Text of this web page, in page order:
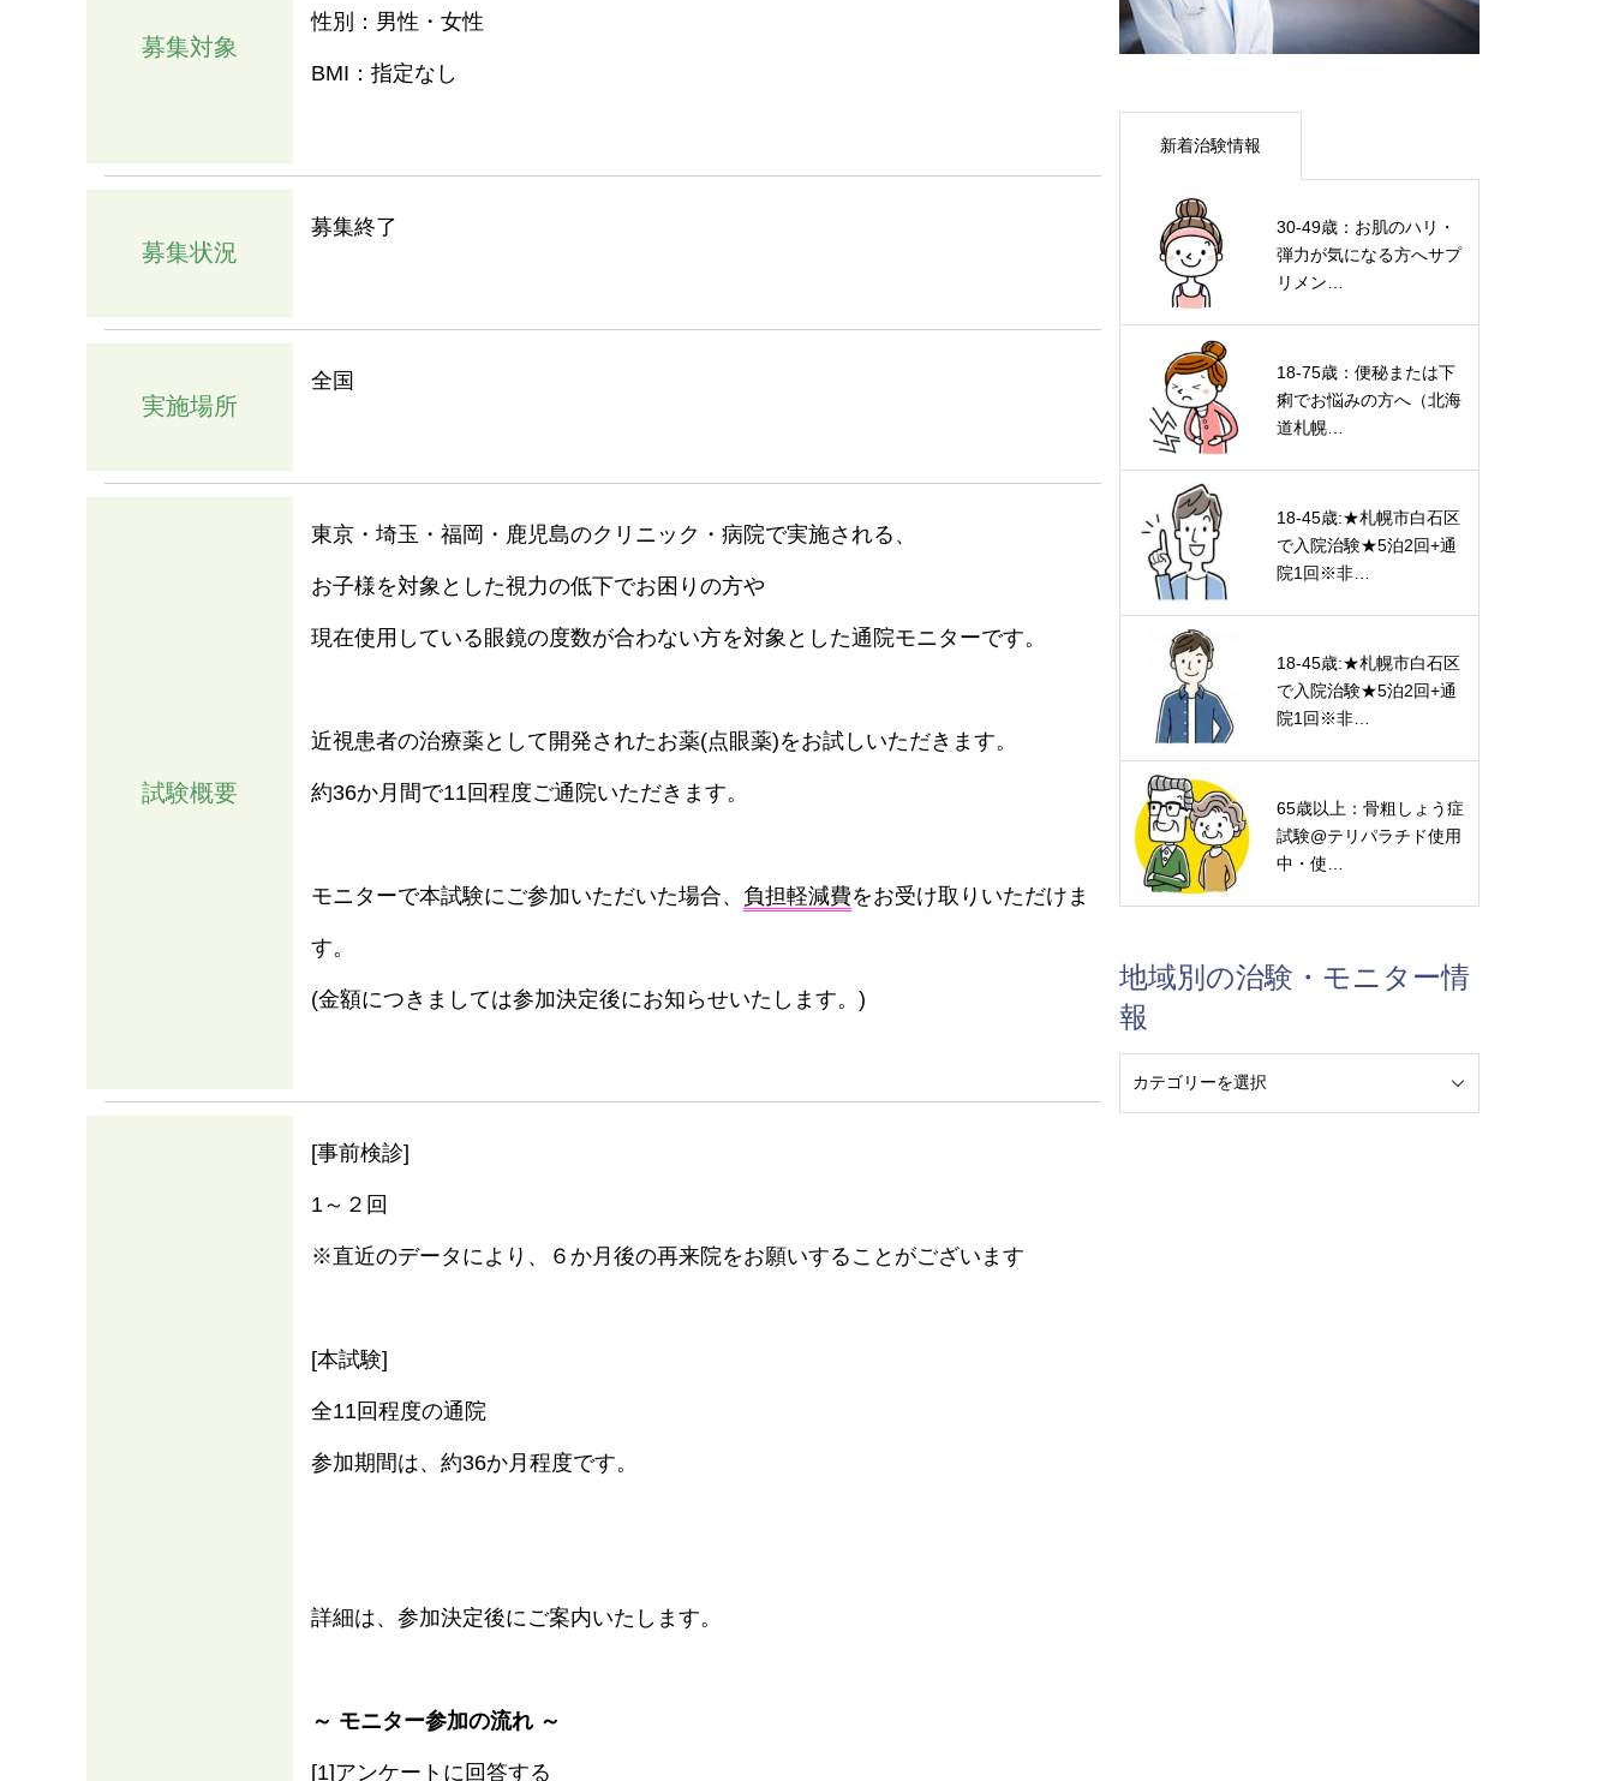
募集対象
性別：男性・女性
BMI：指定なし
募集状況
募集終了
実施場所
全国
試験概要
東京・埼玉・福岡・鹿児島のクリニック・病院で実施される、
お子様を対象とした視力の低下でお困りの方や
現在使用している眼鏡の度数が合わない方を対象とした通院モニターです。
近視患者の治療薬として開発されたお薬(点眼薬)をお試しいただきます。
約36か月間で11回程度ご通院いただきます。
モニターで本試験にご参加いただいた場合、 負担軽減費をお受け取りいただけま
す。
(金額につきましては参加決定後にお知らせいたします。)
[事前検診]
1～２回
※直近のデータにより、６か月後の再来院をお願いすることがございます
[本試験]
全11回程度の通院
参加期間は、約36か月程度です。
詳細は、参加決定後にご案内いたします。
～ モニター参加の流れ ～
[1]アンケートに回答する
新着治験情報
30-49歳：お肌のハリ・
弾力が気になる方へサプ
リメン…
18-75歳：便秘または下
痢でお悩みの方へ（北海
道札幌…
18-45歳:★札幌市白石区
で入院治験★5泊2回+通
院1回※非…
18-45歳:★札幌市白石区
で入院治験★5泊2回+通
院1回※非…
65歳以上：骨粗しょう症
試験@テリパラチド使用
中・使…
地域別の治験・モニター情
報